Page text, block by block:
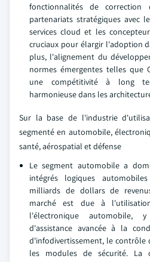
fonctionnalités de correction
partenariats stratégiques avec
services cloud et les
cruciaux pour élargir l'adoption
plus, l'alignement du
normes émergentes telles que
une compétitivité à long
harmonieuse dans les
Sur la base de l'industrie
segmenté en automobile,
santé, aérospatial et défense
Le segment automobile a
intégrés logiques
milliards de dollars de
marché est due à
l'électronique automobile,
d'assistance avancée à la
d'infodivertissement, le contrôle
les modules de sécurité. La